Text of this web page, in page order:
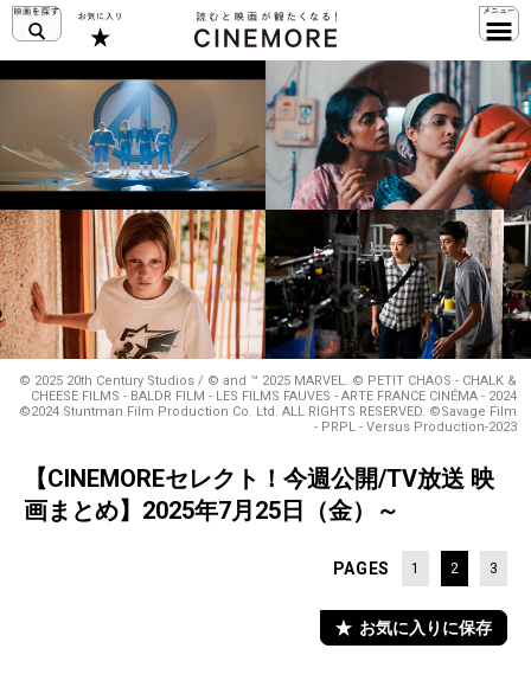
© 2025 20th Century Studios / © and ™ 2025 MARVEL. © PETIT CHAOS - CHALK &
CHEESE FILMS - BALDR FILM - LES FILMS FAUVES - ARTE FRANCE CINÉMA - 2024
©2024 Stuntman Film Production Co. Ltd. ALL RIGHTS RESERVED. ©Savage Film
- PRPL - Versus Production-2023
【CINEMOREセレクト！今週公開/TV放送 映
画まとめ】2025年7月25日（金）～
PAGES 1 2 3
お気に入りに保存